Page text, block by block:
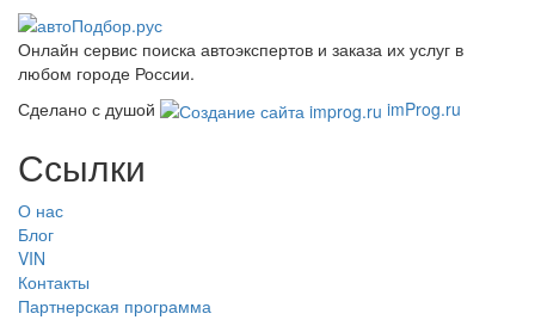
Онлайн сервис поиска автоэкспертов и заказа их услуг в
любом городе России.
Сделано с душой
imProg.ru
Ссылки
О нас
Блог
VIN
Контакты
Партнерская программа